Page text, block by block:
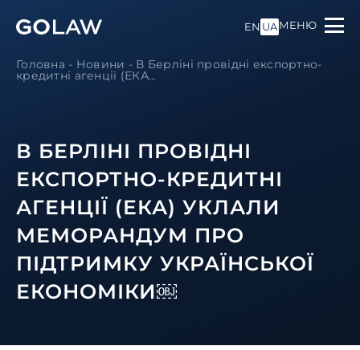
EN UAМЕНЮ
Головна - Новини - В Берліні провідні експортно-
кредитні агенції (ЕКА...
В БЕРЛІНІ ПРОВІДНІ
ЕКСПОРТНО-КРЕДИТНІ
АГЕНЦІЇ (ЕКА) УКЛАЛИ
МЕМОРАНДУМ ПРО
ПІДТРИМКУ УКРАЇНСЬКОЇ
ЕКОНОМІКИ￼